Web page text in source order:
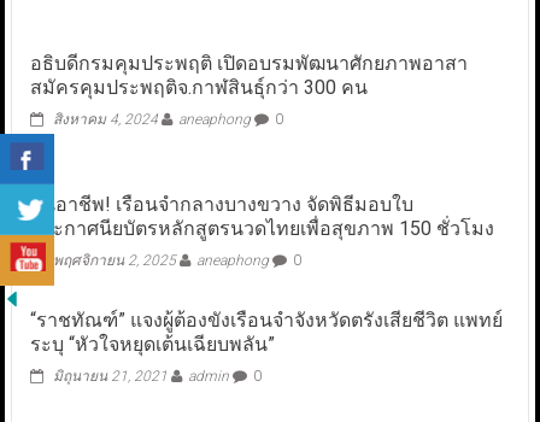
อธิบดีกรมคุมประพฤติ เปิดอบรมพัฒนาศักยภาพอาสา
สมัครคุมประพฤติจ.กาฬสินธุ์กว่า 300 คน
สิงหาคม 4, 2024 aneaphong 0
ปั้นอาชีพ! เรือนจำกลางบางขวาง จัดพิธีมอบใบ
ประกาศนียบัตรหลักสูตรนวดไทยเพื่อสุขภาพ 150 ชั่วโมง
พฤศจิกายน 2, 2025 aneaphong 0
“ราชทัณฑ์” แจงผู้ต้องขังเรือนจำจังหวัดตรังเสียชีวิต แพทย์
ระบุ “หัวใจหยุดเต้นเฉียบพลัน”
มิถุนายน 21, 2021 admin 0